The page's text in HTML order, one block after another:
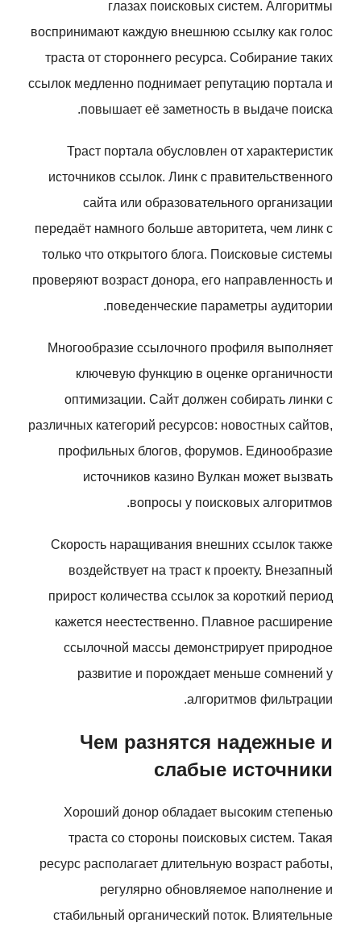
глазах поисковых систем. Алгоритмы
воспринимают каждую внешнюю ссылку как голос
траста от стороннего ресурса. Собирание таких
ссылок медленно поднимает репутацию портала и
повышает её заметность в выдаче поиска.
Траст портала обусловлен от характеристик
источников ссылок. Линк с правительственного
сайта или образовательного организации
передаёт намного больше авторитета, чем линк с
только что открытого блога. Поисковые системы
проверяют возраст донора, его направленность и
поведенческие параметры аудитории.
Многообразие ссылочного профиля выполняет
ключевую функцию в оценке органичности
оптимизации. Сайт должен собирать линки с
различных категорий ресурсов: новостных сайтов,
профильных блогов, форумов. Единообразие
источников казино Вулкан может вызвать
вопросы у поисковых алгоритмов.
Скорость наращивания внешних ссылок также
воздействует на траст к проекту. Внезапный
прирост количества ссылок за короткий период
кажется неестественно. Плавное расширение
ссылочной массы демонстрирует природное
развитие и порождает меньше сомнений у
алгоритмов фильтрации.
Чем разнятся надежные и
слабые источники
Хороший донор обладает высоким степенью
траста со стороны поисковых систем. Такая
ресурс располагает длительную возраст работы,
регулярно обновляемое наполнение и
стабильный органический поток. Влиятельные